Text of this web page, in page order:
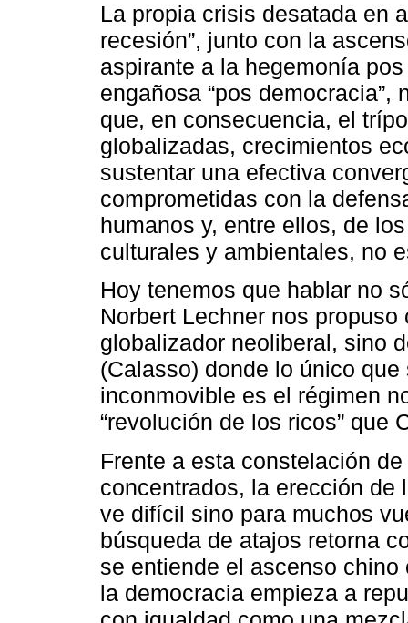
La propia crisis desatada en
recesión”, junto con la
aspirante a la hegemonía
engañosa “pos
que, en consecuencia, el
globalizadas, crecimientos
sustentar una efectiva
comprometidas con la
humanos y, entre ellos, de
culturales y ambientales, no
Hoy tenemos que hablar no
Norbert Lechner nos
globalizador neoliberal, sino
(Calasso) donde lo único
inconmovible es el régimen
“revolución de los ricos” que
Frente a esta constelación
concentrados, la erección de
ve difícil sino para muchos
búsqueda de atajos retorna
se entiende el ascenso
la democracia empieza a